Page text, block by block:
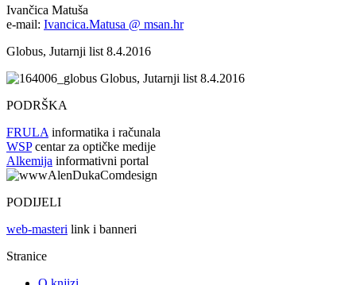
Ivančica Matuša
e-mail: Ivancica.Matusa @ msan.hr
Globus, Jutarnji list 8.4.2016
Globus, Jutarnji list 8.4.2016
PODRŠKA
FRULA informatika i računala
WSPcentar za optičke medije
Alkemija informativni portal
PODIJELI
web-masteri link i banneri
Stranice